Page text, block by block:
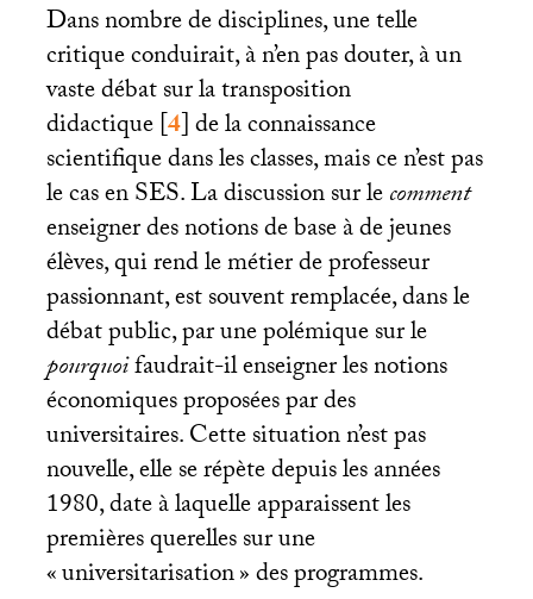
Dans nombre de disciplines, une telle
critique conduirait, à n’en pas douter, à un
vaste débat sur la transposition
didactique[4]de la connaissance
scientifique dans les classes, mais ce n’est pas
le cas enSES. La discussion sur lecomment
enseigner des notions de base à de jeunes
élèves, qui rend le métier de professeur
passionnant, est souvent remplacée, dans le
débat public, par une polémique sur le
pourquoifaudrait-il enseigner les notions
économiques proposées par des
universitaires. Cette situation n’est pas
nouvelle, elle se répète depuis les années
1980, date à laquelle apparaissent les
premières querelles sur une
«universitarisation» des programmes.